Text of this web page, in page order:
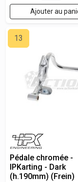
Ajouter au
13
Pédale chromée -
IPKarting - Dark
(h.190mm) (Frein)